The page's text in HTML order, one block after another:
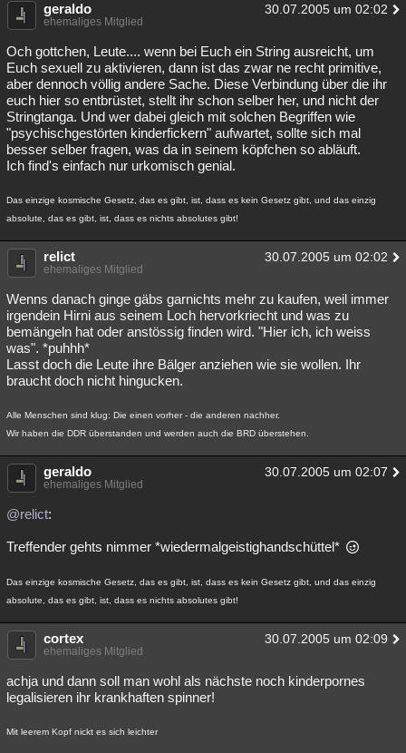
geraldo 30.07.2005 um 02:02
ehemaliges Mitglied
Och gottchen, Leute.... wenn bei Euch ein String ausreicht, um
Euch sexuell zu aktivieren, dann ist das zwar ne recht primitive,
aber dennoch völlig andere Sache. Diese Verbindung über die ihr
euch hier so entbrüstet, stellt ihr schon selber her, und nicht der
Stringtanga. Und wer dabei gleich mit solchen Begriffen wie
"psychischgestörten kinderfickern" aufwartet, sollte sich mal
besser selber fragen, was da in seinem köpfchen so abläuft.
Ich find's einfach nur urkomisch genial.
Das einzige kosmische Gesetz, das es gibt, ist, dass es kein Gesetz gibt, und das einzig
absolute, das es gibt, ist, dass es nichts absolutes gibt!
relict 30.07.2005 um 02:02
ehemaliges Mitglied
Wenns danach ginge gäbs garnichts mehr zu kaufen, weil immer
irgendein Hirni aus seinem Loch hervorkriecht und was zu
bemängeln hat oder anstössig finden wird. "Hier ich, ich weiss
was". *puhhh*
Lasst doch die Leute ihre Bälger anziehen wie sie wollen. Ihr
braucht doch nicht hingucken.
Alle Menschen sind klug: Die einen vorher - die anderen nachher.
Wir haben die DDR überstanden und werden auch die BRD überstehen.
geraldo 30.07.2005 um 02:07
ehemaliges Mitglied
@relict:
Treffender gehts nimmer *wiedermalgeistighandschüttel*
Das einzige kosmische Gesetz, das es gibt, ist, dass es kein Gesetz gibt, und das einzig
absolute, das es gibt, ist, dass es nichts absolutes gibt!
cortex 30.07.2005 um 02:09
ehemaliges Mitglied
achja und dann soll man wohl als nächste noch kinderpornes
legalisieren ihr krankhaften spinner!
Mit leerem Kopf nickt es sich leichter